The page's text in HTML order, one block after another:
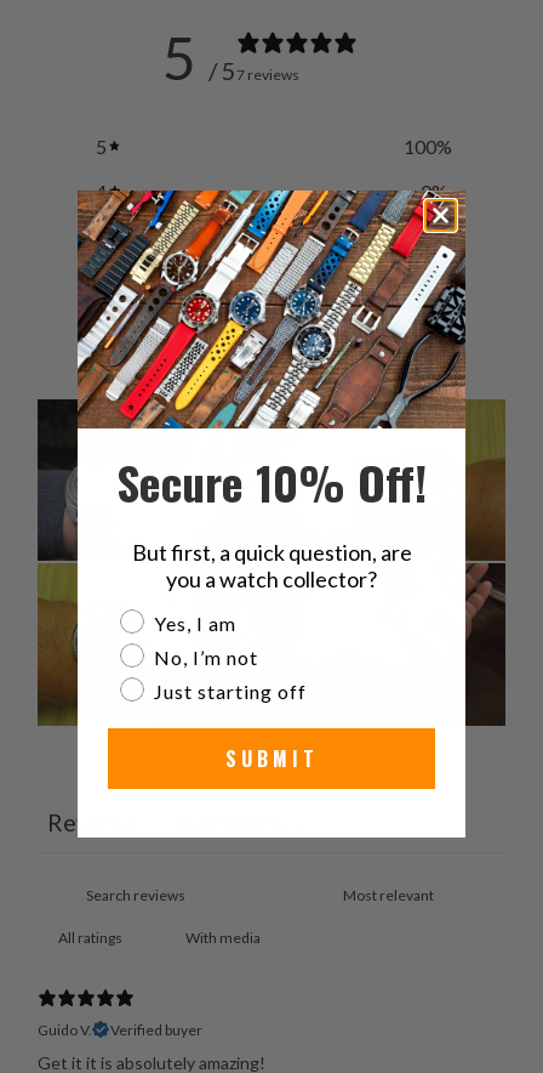
5 / 5 7 reviews
5 100%
4
0%
3
0%
2
0%
1
0%
Ask a question Write a review
Reviews
With media
Guido V. Verified buyer
Get it it is absolutely amazing!
Secure 10% Off!
But first, a quick question, are
you a watch collector?
Are you a watch collector?
Yes, I am
No, I’m not
Just starting off
SUBMIT